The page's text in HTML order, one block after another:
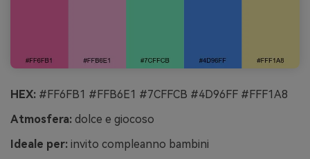
HEX: #FF6FB1 #FFB6E1 #7CFFCB #4D96FF #FFF1A8
Atmosfera: dolce e giocoso
Ideale per: invito compleanno bambini